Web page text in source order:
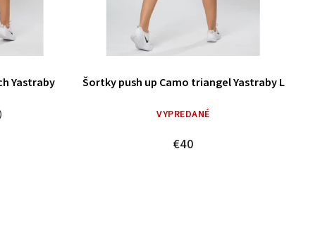
Yastraby Šortky push up Camo triangel Yastraby L
VYPREDANÉ
€40